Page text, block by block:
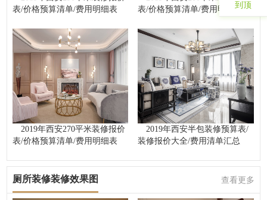
表/价格预算清单/费用明细表
表/价格预算清单/费用明细表
2019年西安270平米装修报价
表/价格预算清单/费用明细表
2019年西安半包装修预算表/
装修报价大全/费用清单汇总
厕所装修装修效果图 查看更多
到顶